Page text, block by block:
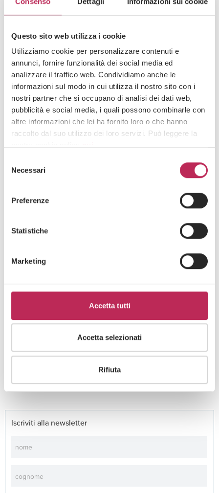
Questo sito web utilizza i cookie
Utilizziamo cookie per personalizzare contenuti e
annunci, fornire funzionalità dei social media ed
analizzare il traffico web. Condividiamo anche le
informazioni sul modo in cui utilizza il nostro sito con i
nostri partner che si occupano di analisi dei dati web,
pubblicità e social media, i quali possono combinarle con
altre informazioni che lei ha fornito loro o che hanno
raccolto dal suo utilizzo dei loro servizi. Può leggere la
Attenzione: chiudendo questo banner, cliccando in
un’area sottostante o accedendo ad un’altra pagina del
delNecessari
Preferenze
Statistiche
Marketing
Accetta tutti
Accetta selezionati
Rifiuta
Iscriviti alla newsletter
Insights,Press
Venture Capital,Diritto societario, M&A, Venture Capital,
Diritto dell'energia e dell'ambiente,Fiscalità d’impresa,
Contenzioso riscossione dei tributi, Diritto amministrativo
LEXIA nella classifica Italian Legal Ranking di
Milano Finanza
Nuovo ingresso in LEXIA, Giulio Fazio entra
come partner
Guarda tutti +